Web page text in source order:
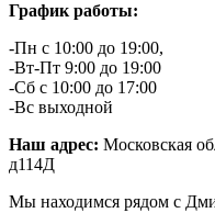
График работы:
-Пн с 10:00 до 19:00,
-Вт-Пт 9:00 до 19:00
-Сб с 10:00 до 17:00
-Вс выходной
Наш адрес: Московская
д114Д
Мы находимся рядом с